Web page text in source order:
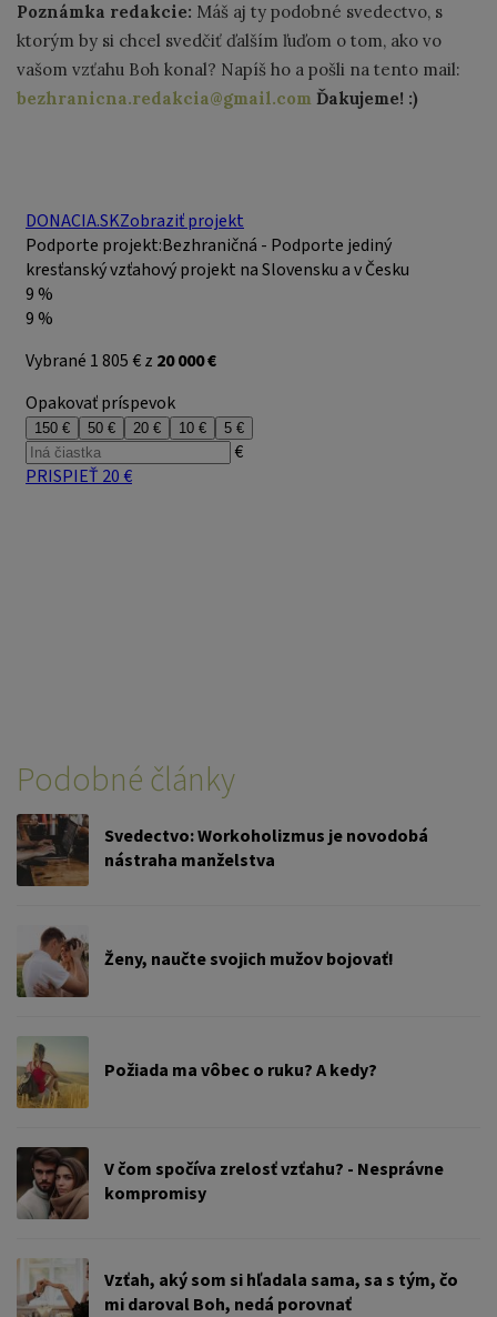
Poznámka redakcie: Máš aj ty podobné svedectvo, s
ktorým by si chcel svedčiť ďalším ľuďom o tom, ako vo
vašom vzťahu Boh konal? Napíš ho a pošli na tento mail:
bezhranicna.redakcia@gmail.com Ďakujeme! :)
Podobné články
Svedectvo: Workoholizmus je novodobá
nástraha manželstva
Ženy, naučte svojich mužov bojovať!
Požiada ma vôbec o ruku? A kedy?
V čom spočíva zrelosť vzťahu? - Nesprávne
kompromisy
Vzťah, aký som si hľadala sama, sa s tým, čo
mi daroval Boh, nedá porovnať